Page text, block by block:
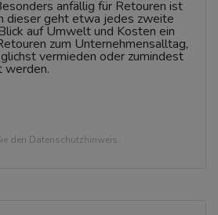
anfällig für Retouren ist
dieser geht etwa jedes zweite
auf Umwelt und Kosten ein
zum Unternehmensalltag,
vermieden oder zumindest
werden.
den Datenschutzhinweis.